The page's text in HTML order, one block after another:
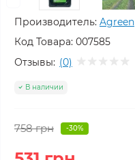
Производитель: Agreen
Код Товара: 007585
Отзывы: (0)
В наличии
758 грн -30%